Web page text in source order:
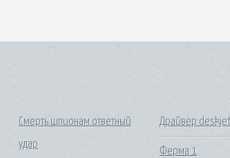
Смерть шпионам ответный
удар
Драйвер
Ферма 1